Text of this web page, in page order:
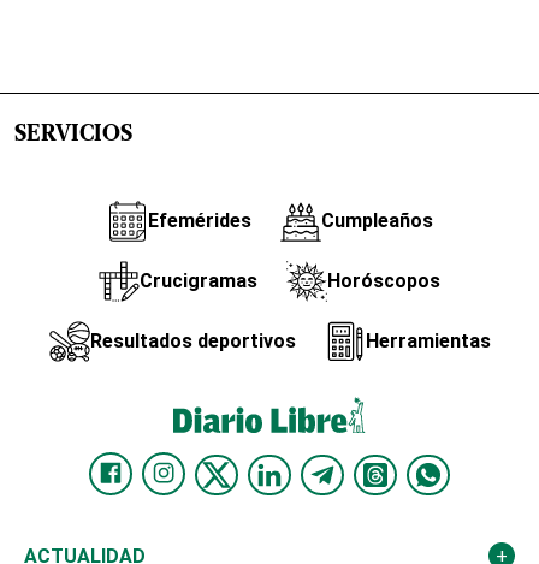
SERVICIOS
Efemérides Cumpleaños
Crucigramas Horóscopos
Resultados deportivos Herramientas
ACTUALIDAD